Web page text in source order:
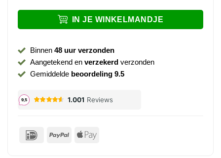
IN JE WINKELMANDJE
Binnen 48 uur verzonden
Aangetekend en verzekerdverzonden
Gemiddelde beoordeling 9.5
IDeal PayPal Apple